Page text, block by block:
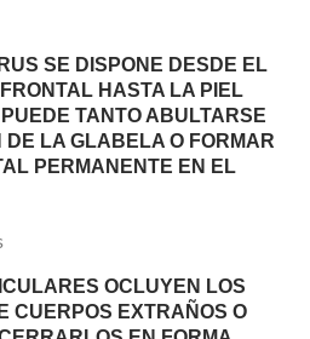
SE DISPONE DESDE EL
HASTA LA PIEL
TANTO ABULTARSE
DE LA GLABELA O FORMAR
PERMANENTE EN EL
OCLUYEN LOS
CUERPOS EXTRAÑOS O